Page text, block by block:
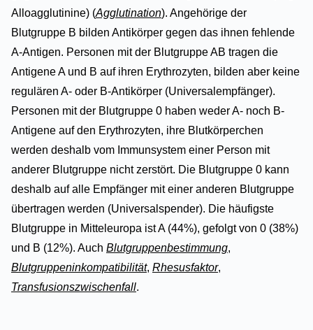
Alloagglutinine) (Agglutination). Angehörige der
Blutgruppe B bilden Antikörper gegen das ihnen fehlende
A-Antigen. Personen mit der Blutgruppe AB tragen die
Antigene A und B auf ihren Erythrozyten, bilden aber keine
regulären A- oder B-Antikörper (Universalempfänger).
Personen mit der Blutgruppe 0 haben weder A- noch B-
Antigene auf den Erythrozyten, ihre Blutkörperchen
werden deshalb vom Immunsystem einer Person mit
anderer Blutgruppe nicht zerstört. Die Blutgruppe 0 kann
deshalb auf alle Empfänger mit einer anderen Blutgruppe
übertragen werden (Universalspender). Die häufigste
Blutgruppe in Mitteleuropa ist A (44%), gefolgt von 0 (38%)
und B (12%). Auch Blutgruppenbestimmung,
Blutgruppeninkompatibilität, Rhesusfaktor,
Transfusionszwischenfall.